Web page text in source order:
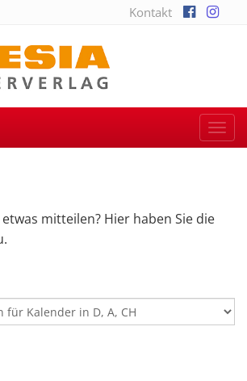
Kontakt
mitteilen? Hier haben Sie die